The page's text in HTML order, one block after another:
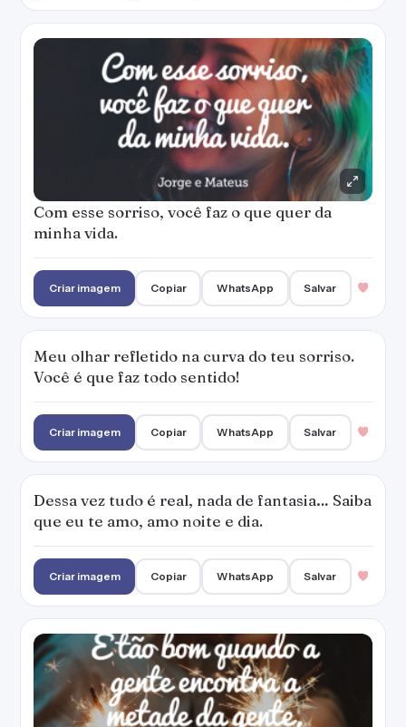
Com esse sorriso, você faz o que quer da
minha vida.
Criar imagem Copiar WhatsApp Salvar
Meu olhar refletido na curva do teu sorriso.
Você é que faz todo sentido!
Criar imagem Copiar WhatsApp Salvar
Dessa vez tudo é real, nada de fantasia… Saiba
que eu te amo, amo noite e dia.
Criar imagem Copiar WhatsApp Salvar